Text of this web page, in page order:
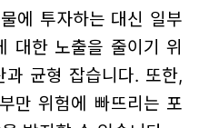
에 투자하는 대신 일부
대한 노출을 줄이기 위
균형 잡습니다. 또한,
만 위험에 빠뜨리는 포